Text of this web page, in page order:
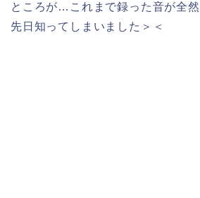
ところが…これまで録った音が全
先日知ってしまいました＞＜